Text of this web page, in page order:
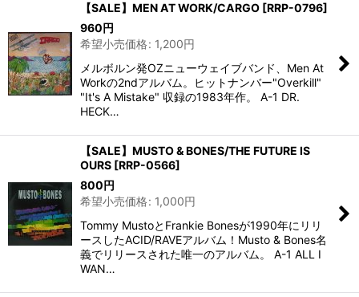
【SALE】MEN AT WORK/CARGO [RRP-0796]
960円
希望小売価格: 1,200円
メルボルン発OZニューウェイブバンド、Men At
Workの2ndアルバム。ヒットナンバー"Overkill"
"It's A Mistake" 収録の1983年作。 A-1 DR.
HECK…
【SALE】MUSTO & BONES/THE FUTURE IS
OURS [RRP-0566]
800円
希望小売価格: 1,000円
Tommy MustoとFrankie Bonesが1990年にリリ
ースしたACID/RAVEアルバム！Musto & Bones名
義でリリースされた唯一のアルバム。 A-1 ALL I
WAN…